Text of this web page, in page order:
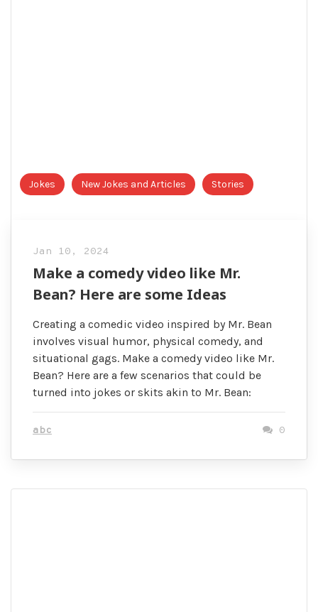
Jokes New Jokes and Articles Stories
Jan 10, 2024
Make a comedy video like Mr.
Bean? Here are some Ideas
Creating a comedic video inspired by Mr. Bean
involves visual humor, physical comedy, and
situational gags. Make a comedy video like Mr.
Bean? Here are a few scenarios that could be
turned into jokes or skits akin to Mr. Bean:
abc 0